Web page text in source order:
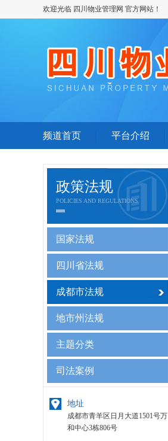
欢迎光临 四川物业管理网 官方网站！
频道首页 平台介绍
政策法规
POLICIES AND REGULATIONS
国家法规
四川省法规
成都市法规
地市州法规
主题分类
司法案例
地址
成都市青羊区日月大道1501号万
和中心3栋806号